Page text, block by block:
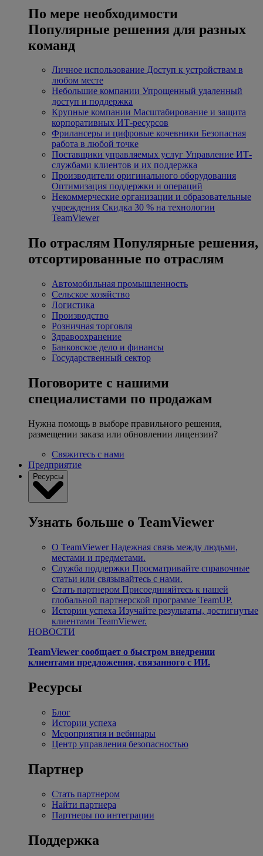
По мере необходимости
Популярные решения для разных
команд
Личное использование Доступ к устройствам в
любом месте
Небольшие компании Упрощенный удаленный
доступ и поддержка
Крупные компании Масштабирование и защита
корпоративных ИТ-ресурсов
Фрилансеры и цифровые кочевники Безопасная
работа в любой точке
Поставщики управляемых услуг Управление ИТ-
службами клиентов и их поддержка
Производители оригинального оборудования
Оптимизация поддержки и операций
Некоммерческие организации и образовательные
учреждения Скидка 30 % на технологии
TeamViewer
По отраслям Популярные решения,
отсортированные по отраслям
Автомобильная промышленность
Сельское хозяйство
Логистика
Производство
Розничная торговля
Здравоохранение
Банковское дело и финансы
Государственный сектор
Поговорите с нашими
специалистами по продажам
Нужна помощь в выборе правильного решения,
размещении заказа или обновлении лицензии?
Свяжитесь с нами
Предприятие
Ресурсы
Узнать больше о TeamViewer
О TeamViewer Надежная связь между людьми,
местами и предметами.
Служба поддержки Просматривайте справочные
статьи или связывайтесь с нами.
Стать партнером Присоединяйтесь к нашей
глобальной партнерской программе TeamUP.
Истории успеха Изучайте результаты, достигнутые
клиентами TeamViewer.
НОВОСТИ
TeamViewer сообщает о быстром внедрении
клиентами предложения, связанного с ИИ.
Ресурсы
Блог
Истории успеха
Мероприятия и вебинары
Центр управления безопасностью
Партнер
Стать партнером
Найти партнера
Партнеры по интеграции
Поддержка